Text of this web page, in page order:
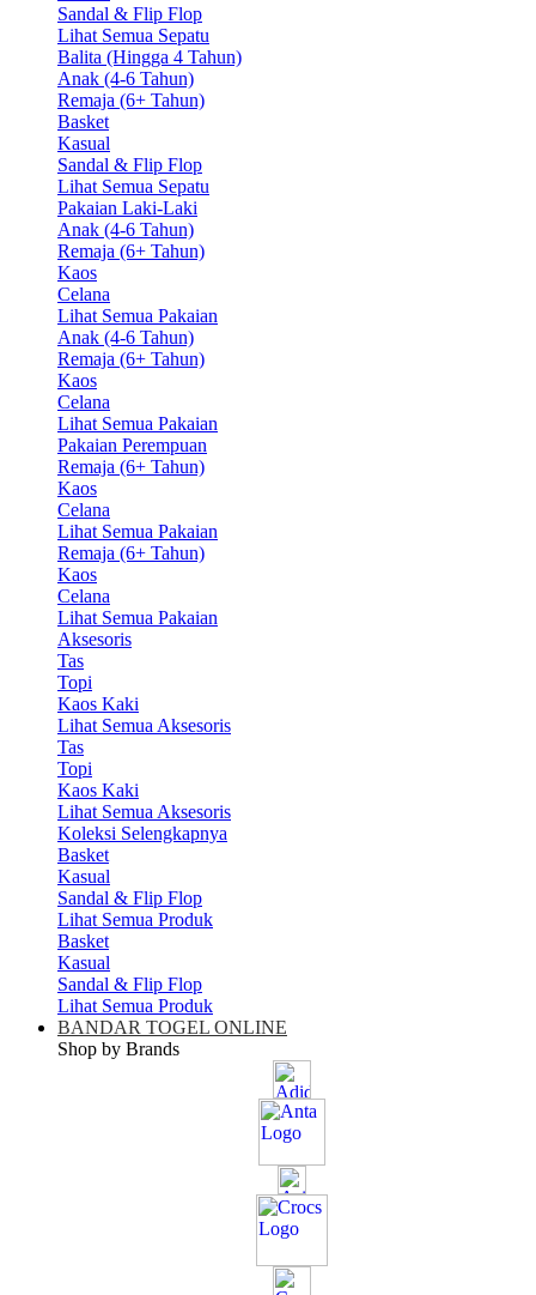
Sandal & Flip Flop
Lihat Semua Sepatu
Balita (Hingga 4 Tahun)
Anak (4-6 Tahun)
Remaja (6+ Tahun)
Basket
Kasual
Sandal & Flip Flop
Lihat Semua Sepatu
Pakaian Laki-Laki
Anak (4-6 Tahun)
Remaja (6+ Tahun)
Kaos
Celana
Lihat Semua Pakaian
Anak (4-6 Tahun)
Remaja (6+ Tahun)
Kaos
Celana
Lihat Semua Pakaian
Pakaian Perempuan
Remaja (6+ Tahun)
Kaos
Celana
Lihat Semua Pakaian
Remaja (6+ Tahun)
Kaos
Celana
Lihat Semua Pakaian
Aksesoris
Tas
Topi
Kaos Kaki
Lihat Semua Aksesoris
Tas
Topi
Kaos Kaki
Lihat Semua Aksesoris
Koleksi Selengkapnya
Basket
Kasual
Sandal & Flip Flop
Lihat Semua Produk
Basket
Kasual
Sandal & Flip Flop
Lihat Semua Produk
BANDAR TOGEL ONLINE
Shop by Brands